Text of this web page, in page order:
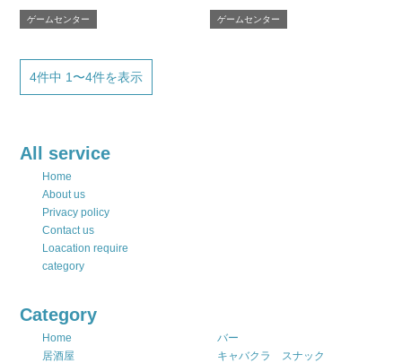
ゲームセンター ゲームセンター
4件中 1〜4件を表示
All service
Home
About us
Privacy policy
Contact us
Loacation require
category
Category
Home
バー
居酒屋
キャバクラ スナック